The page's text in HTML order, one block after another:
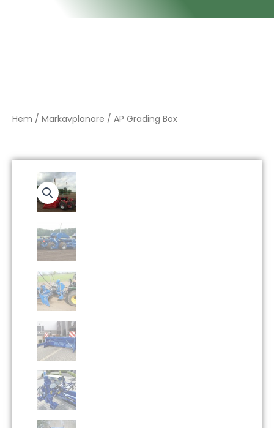
Hem / Markavplanare / AP Grading Box